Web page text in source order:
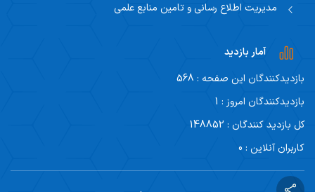
مدیریت اطلاع رسانی و تامین منابع علمی
آمار بازدید
بازدیدکنندگان این صفحه : 568
بازدیدکنندگان امروز : 1
کل بازدید کنندگان : 148852
کاربران آنلاین : 0